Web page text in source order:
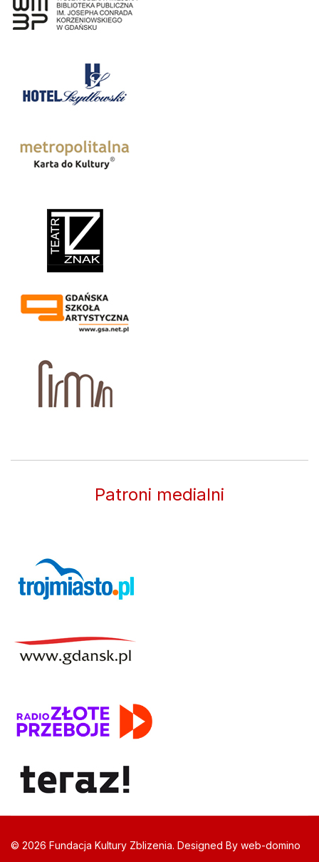
Patroni medialni
© 2026 Fundacja Kultury Zblizenia. Designed By web-domino